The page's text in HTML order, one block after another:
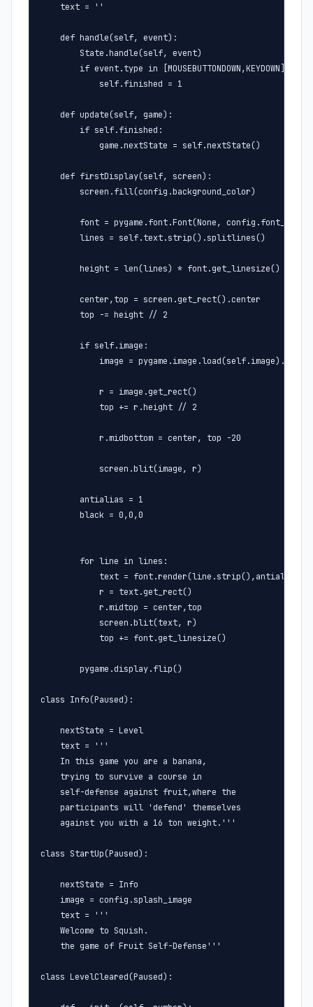
    text = ''
    def handle(self, event):
        State.handle(self, event)
        if event.type in [MOUSEBUTTONDOWN,KEYDOWN]:
            self.finished = 1
    def update(self, game):
        if self.finished:
            game.nextState = self.nextState()
    def firstDisplay(self, screen):
        screen.fill(config.background_color)
        font = pygame.font.Font(None, config.font_size)
        lines = self.text.strip().splitlines()
        height = len(lines) * font.get_linesize()
        center,top = screen.get_rect().center
        top -= height // 2
        if self.image:
image =
            r = image.get_rect()
            top += r.height // 2
            r.midbottom = center, top -20
            screen.blit(image, r)
        antialias = 1
        black = 0,0,0
        for line in lines:
text =
            r = text.get_rect()
            r.midtop = center,top
            screen.blit(text, r)
            top += font.get_linesize()
        pygame.display.flip()
class Info(Paused):
    nextState = Level
    text = '''
    In this game you are a banana,
    trying to survive a course in
    self-defense against fruit,where the
    participants will 'defend' themselves
    against you with a 16 ton weight.'''
class StartUp(Paused):
    nextState = Info
    image = config.splash_image
    text = '''
    Welcome to Squish.
    the game of Fruit Self-Defense'''
class LevelCleared(Paused):